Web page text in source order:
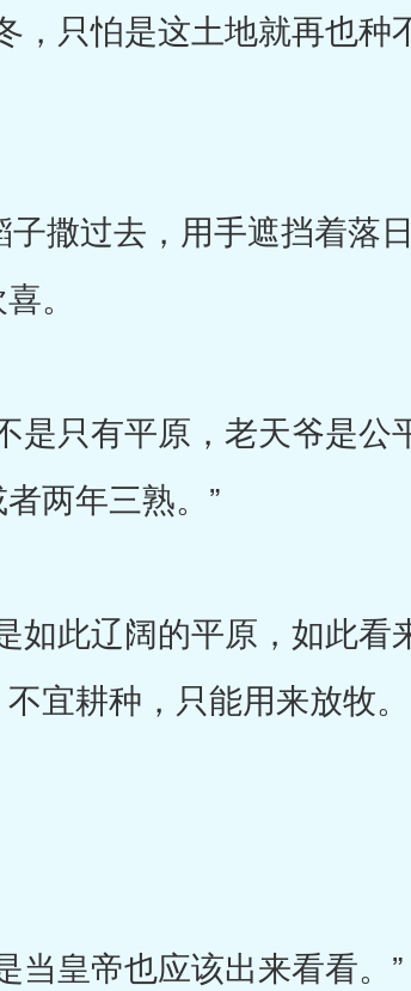
只怕是这土地就再也种
撒过去，用手遮挡着落
。
只有平原，老天爷是公
两年三熟。”
此辽阔的平原，如此看
宜耕种，只能用来放牧。
皇帝也应该出来看看。”